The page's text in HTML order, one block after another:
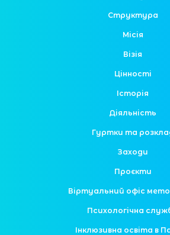
Структура
Місія
Візія
Цінності
Історія
Діяльність
Гуртки та
Заходи
Проєкти
Віртуальний офіс
Психологічна
Інклюзивна освіта в